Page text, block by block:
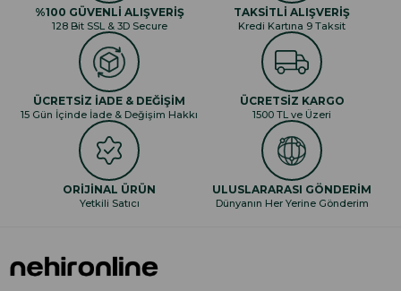
%100 GÜVENLİ ALIŞVERİŞ
128 Bit SSL & 3D Secure
TAKSİTLİ ALIŞVERİŞ
Kredi Kartına 9 Taksit
ÜCRETSİZ İADE & DEĞİŞİM
15 Gün İçinde İade & Değişim Hakkı
ÜCRETSİZ KARGO
1500 TL ve Üzeri
ORİJİNAL ÜRÜN
Yetkili Satıcı
ULUSLARARASI GÖNDERİM
Dünyanın Her Yerine Gönderim